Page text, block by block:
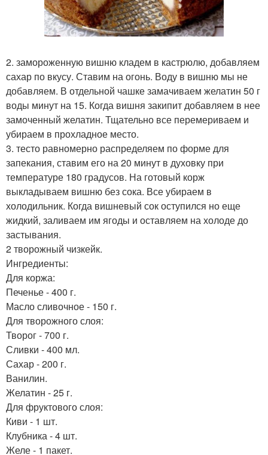
2. замороженную вишню кладем в кастрюлю, добавляем
сахар по вкусу. Ставим на огонь. Воду в вишню мы не
добавляем. В отдельной чашке замачиваем желатин 50 г
воды минут на 15. Когда вишня закипит добавляем в нее
замоченный желатин. Тщательно все перемериваем и
убираем в прохладное место.
3. тесто равномерно распределяем по форме для
запекания, ставим его на 20 минут в духовку при
температуре 180 градусов. На готовый корж
выкладываем вишню без сока. Все убираем в
холодильник. Когда вишневый сок оступился но еще
жидкий, заливаем им ягоды и оставляем на холоде до
застывания.
2 творожный чизкейк.
Ингредиенты:
Для коржа:
Печенье - 400 г.
Масло сливочное - 150 г.
Для творожного слоя:
Творог - 700 г.
Сливки - 400 мл.
Сахар - 200 г.
Ванилин.
Желатин - 25 г.
Для фруктового слоя:
Киви - 1 шт.
Клубника - 4 шт.
Желе - 1 пакет.